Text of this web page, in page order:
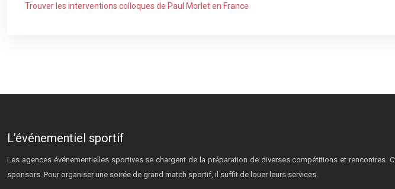
Trouver les interventions colloques de Paul Morlet en France
L’événementiel sportif
Les agences événementielles sportives se chargent de la préparation de diverses compétitions et
sponsors. Pour organiser une soirée de grand match sportif, il suffit de louer leurs services.